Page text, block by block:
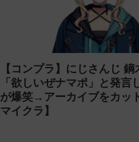
【コンプラ】にじさんじ
「欲しいぜナマポ」と発言
が爆笑→アーカイブをカッ
マイクラ】